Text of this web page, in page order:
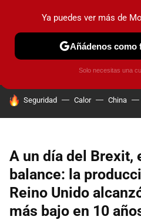
PRUEBAS COCHES
HOY SE HABLA DE
Seguridad Calor China
A un día del Brexit,
balance: la
Reino Unido
más bajo en 10
Ya puedes ver más de
Añádenos como
Solo necesitas una